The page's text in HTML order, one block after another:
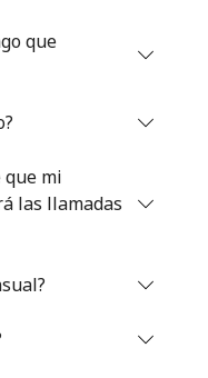
que
que mi
las llamadas